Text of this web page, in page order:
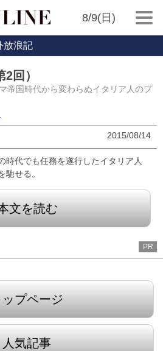
8/9(日)
放浪記
回）
帝国時代から変わらぬイタリア人のプ
2015/08/14
時代でも任務を遂行したイタリア人
馳せる。
文を読む
PR
ップページ
人気記事